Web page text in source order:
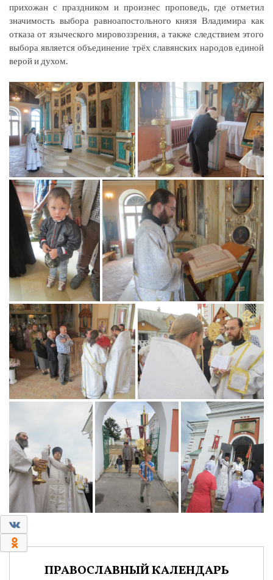
прихожан с праздником и произнес проповедь, где отметил
значимость выбора равноапостольного князя Владимира как
отказа от языческого мировоззрения, а также следствием этого
выбора является объединение трёх славянских народов единой
верой и духом.
ПРАВОСЛАВНЫЙ КАЛЕНДАРЬ